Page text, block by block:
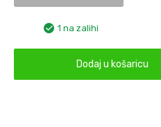
1 na zalihi
Dodaj u košaricu